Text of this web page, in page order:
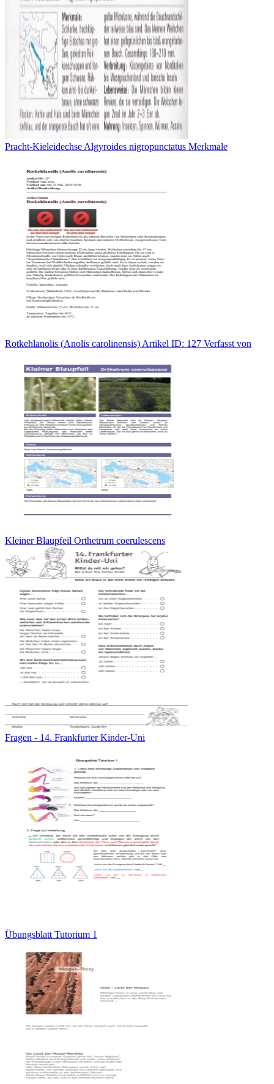
Pracht-Kieleidechse Algyroides nigropunctatus Merkmale
Rotkehlanolis (Anolis carolinensis) Artikel ID: 127 Verfasst von
Kleiner Blaupfeil Orthetrum coerulescens
Fragen - 14. Frankfurter Kinder-Uni
Übungsblatt Tutorium 1